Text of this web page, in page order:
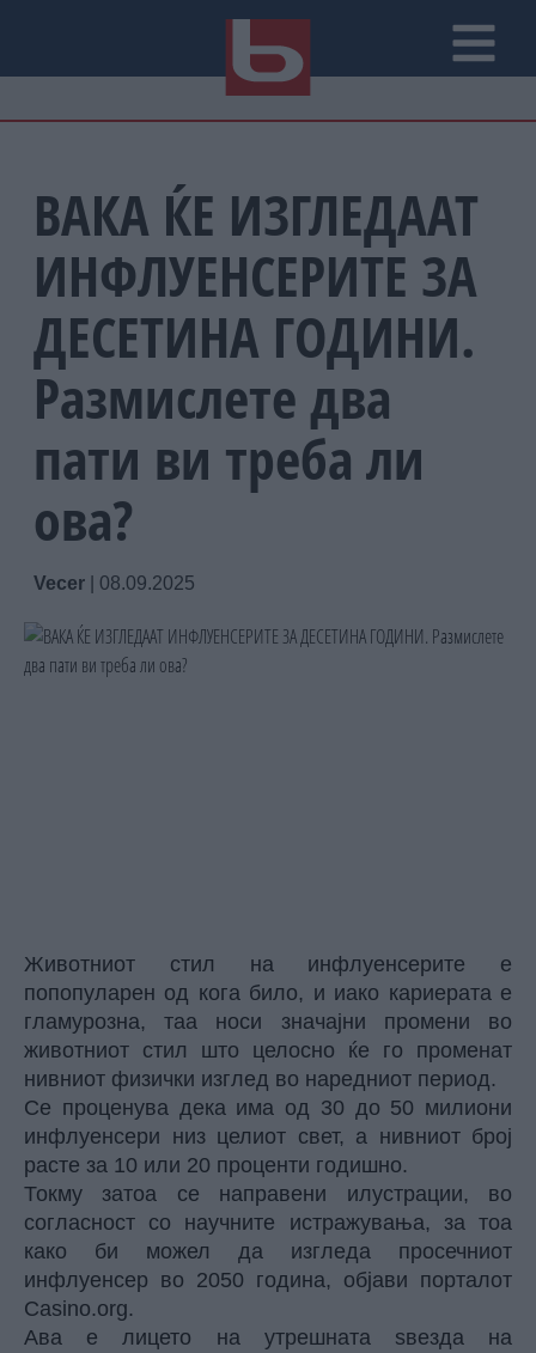
ВАКА ЌЕ ИЗГЛЕДААТ
ИНФЛУЕНСЕРИТЕ ЗА
ДЕСЕТИНА ГОДИНИ.
Размислете два
пати ви треба ли
ова?
Vecer 08.09.2025
Животниот стил на инфлуенсерите е
попопуларен од кога било, и иако кариерата е
гламурозна, таа носи значајни промени во
животниот стил што целосно ќе го променат
нивниот физички изглед во наредниот период.
Се проценува дека има од 30 до 50 милиони
инфлуенсери низ целиот свет, а нивниот број
расте за 10 или 20 проценти годишно.
Токму затоа се направени илустрации, во
согласност со научните истражувања, за тоа
како би можел да изгледа просечниот
инфлуенсер во 2050 година, објави порталот
Casino.org.
Ава е лицето на утрешната ѕвезда на